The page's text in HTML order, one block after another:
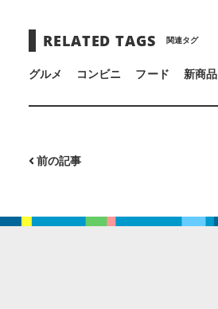
RELATED TAGS 関連タグ
グルメ コンビニ フード 新商品
前の記事